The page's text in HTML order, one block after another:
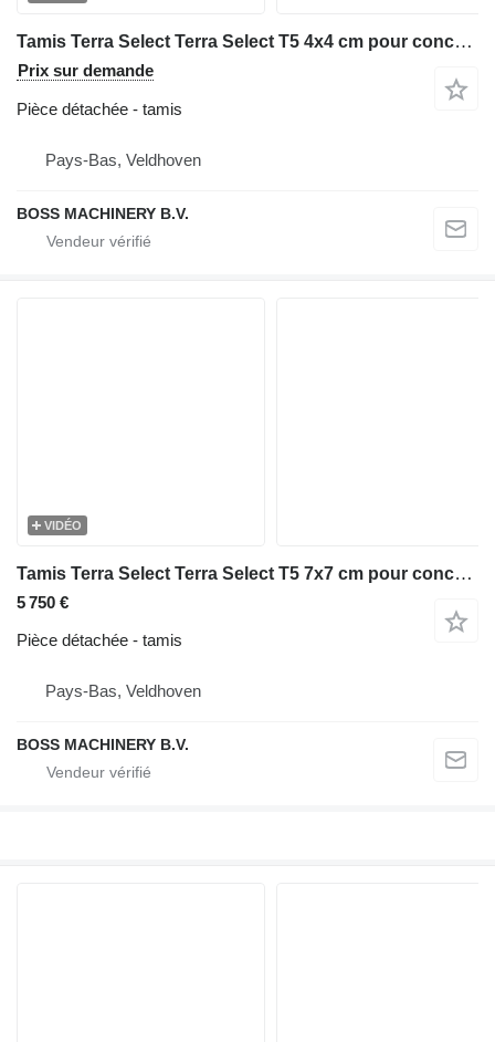
Tamis Terra Select Terra Select T5 4x4 cm pour concasseur Terra Select T5
Prix sur demande
Pièce détachée - tamis
Pays-Bas, Veldhoven
BOSS MACHINERY B.V.
VIDÉO
Tamis Terra Select Terra Select T5 7x7 cm pour concasseur Terra Select T5
5 750 €
Pièce détachée - tamis
Pays-Bas, Veldhoven
BOSS MACHINERY B.V.